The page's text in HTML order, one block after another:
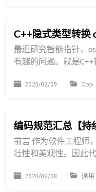
https://github.com/
候就想着...
C++隐式类型转换
最近研究智能指针，
有趣的问题。就是
远为真，要判断智能
到问题。研究后发现
2020/02/09 Cpp
编码规范汇总【持
前言 作为软件工程师
壮性和美观性。因此
一座屎山，这确实是
2020/02/08 通用